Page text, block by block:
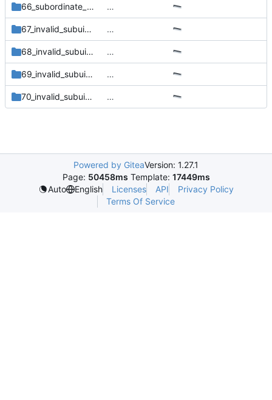
66_subordinate_range_cmp …
67_invalid_subuid_file1 …
68_invalid_subuid_file2 …
69_invalid_subuid_file3 …
70_invalid_subuid_file4 …
Powered by GiteaVersion: 1.27.1
Page: 50458ms Template: 17449ms
Auto
English Licenses API
Privacy Policy
Terms Of Service